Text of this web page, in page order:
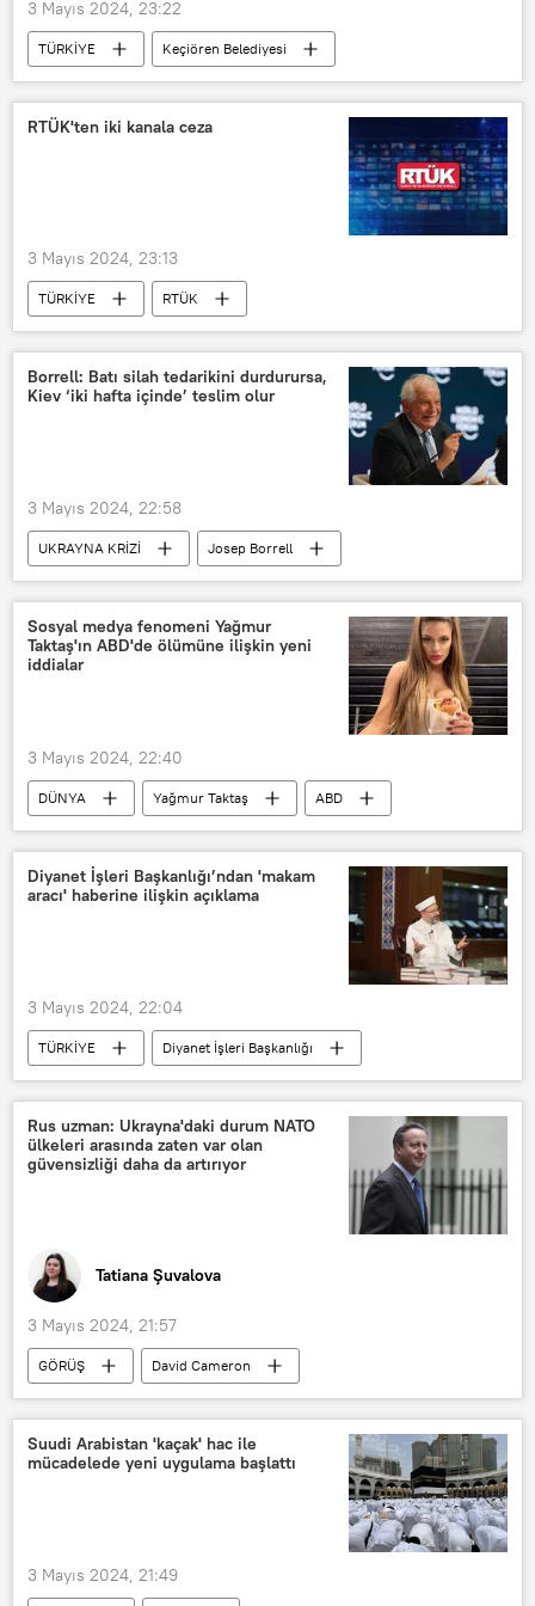
Standard and Poor's
Kredi
Kredi kartı Kredi notu
3 Mayıs 2024, 23:22
TÜRKİYE
Keçiören Belediyesi
Yabancı
Yabancı dil
Türkçe
tabela
Tabela
RTÜK'ten iki kanala ceza
3 Mayıs 2024, 23:13
TÜRKİYE
RTÜK
Radyo ve Televizyon Üst Kurulu (RTÜK)
TELE 1
TELE 1 TV
Borrell: Batı silah tedarikini durdurursa,
Kiev ‘iki hafta içinde’ teslim olur
3 Mayıs 2024, 22:58
UKRAYNA KRİZİ
Josep Borrell
Batı
silah tedariki
Ukrayna
İngiltere
Sosyal medya fenomeni Yağmur
Taktaş'ın ABD'de ölümüne ilişkin yeni
iddialar
3 Mayıs 2024, 22:40
DÜNYA Yağmur Taktaş
ABD
ABD
Avukat
Sosyal medya
Sosyal medya fenomeni
Diyanet İşleri Başkanlığı’ndan 'makam
aracı' haberine ilişkin açıklama
3 Mayıs 2024, 22:04
TÜRKİYE
Diyanet İşleri Başkanlığı
Suudi Arabistan
Araç
Ali Erbaş
Rus uzman: Ukrayna'daki durum NATO
ülkeleri arasında zaten var olan
güvensizliği daha da artırıyor
Tatiana Şuvalova
3 Mayıs 2024, 21:57
GÖRÜŞ
David Cameron
İngiltere
ABD
Ukrayna
Reuters
Politico
Mariya Zaharova
Washington
Suudi Arabistan 'kaçak' hac ile
mücadelede yeni uygulama başlattı
3 Mayıs 2024, 21:49